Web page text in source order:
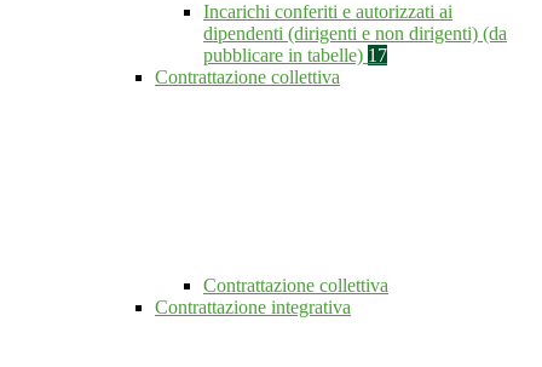
Incarichi conferiti e autorizzati ai
dipendenti (dirigenti e non dirigenti) (da
pubblicare in tabelle) 17
Contrattazione collettiva
Contrattazione collettiva
Contrattazione integrativa